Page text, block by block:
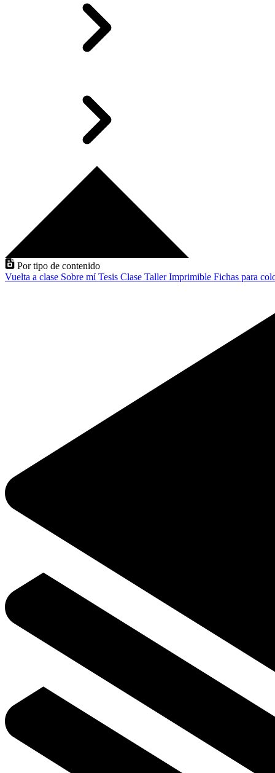
Por tipo de contenido
Vuelta a clase Sobre míTesis Clase TallerImprimible Fichas para